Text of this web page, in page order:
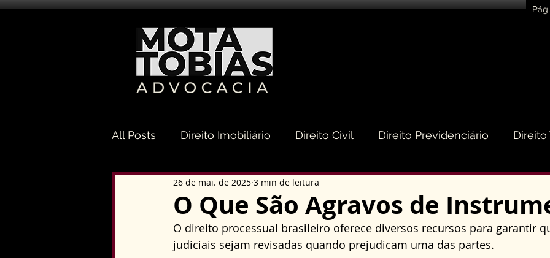
All Posts Direito Imobiliário Direito Civil Direito Previdenciário Direito
Direito Sucessório Direito do Consumidor
Direito Tributário Direito Empresarial e Societário Direito de Trânsito
O Que São Agravos de
26 de mai. de 2025 3 min de leitura
O direito processual brasileiro oferece diversos recursos para garantir
judiciais sejam revisadas quando prejudicam uma das partes.